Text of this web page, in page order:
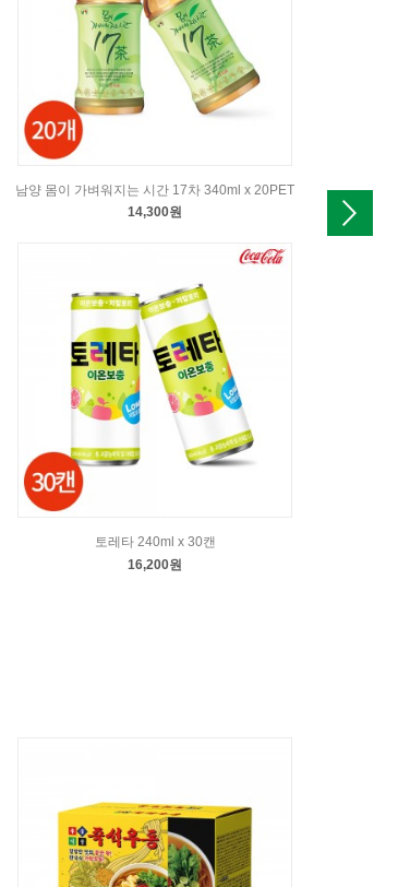
남양 몸이 가벼워지는 시간 17차 340ml x 20PET
14,300원
토레타 240ml x 30캔
16,200원